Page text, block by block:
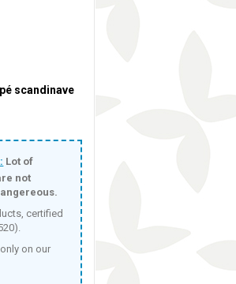
scandinave
Lot of
not
certified
on our